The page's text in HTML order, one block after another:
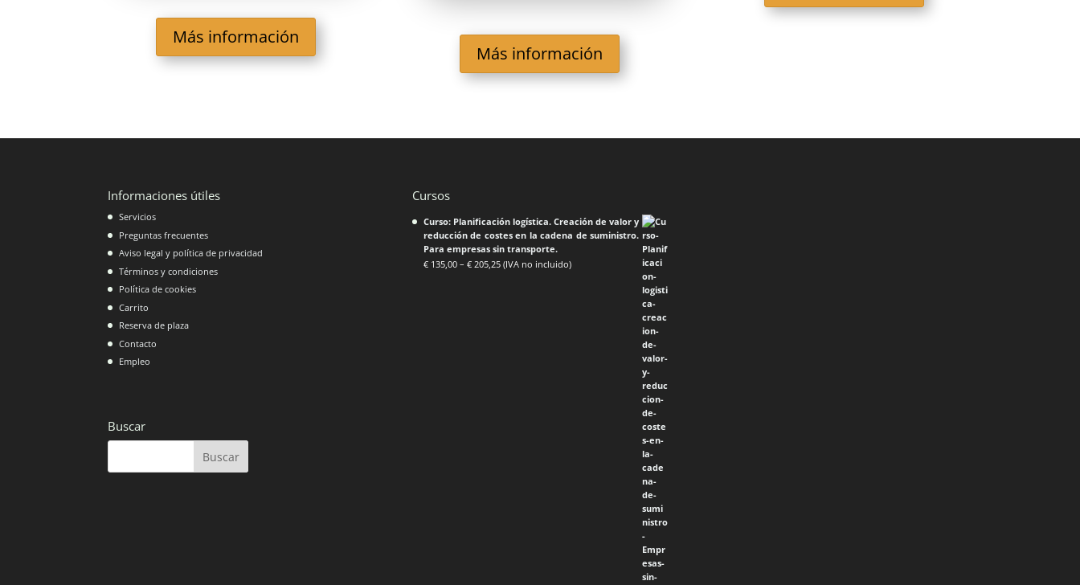
Más información
Más información
Informaciones útiles
Servicios
Preguntas frecuentes
Aviso legal y política de privacidad
Términos y condiciones
Política de cookies
Carrito
Reserva de plaza
Contacto
Empleo
Buscar
Cursos
Curso: Planificación logística. Creación de valor y
reducción de costes en la cadena de suministro.
Para empresas sin transporte.
€135,00– €205,25 (IVA no incluido)